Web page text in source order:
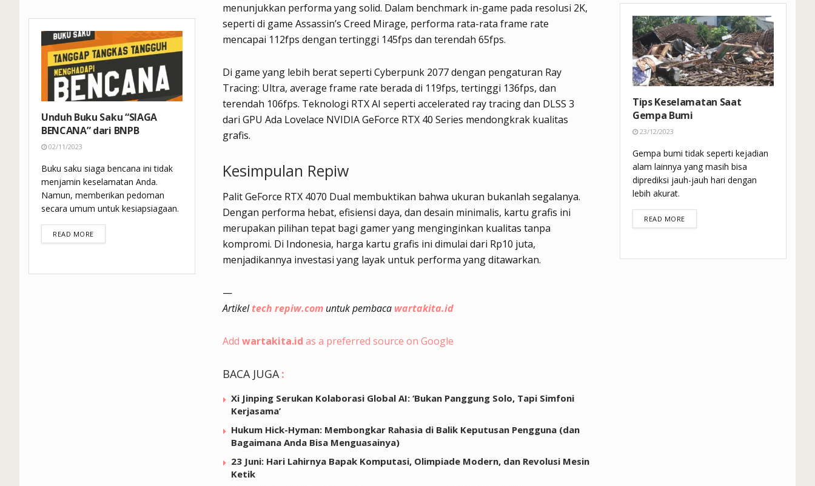
menunjukkan performa yang solid. Dalam benchmark in-game pada resolusi 2K,
seperti di game Assassin’s Creed Mirage, performa rata-rata frame rate
mencapai 112fps dengan tertinggi 145fps dan terendah 65fps.
Di game yang lebih berat seperti Cyberpunk 2077 dengan pengaturan Ray
Tracing: Ultra, average frame rate berada di 119fps, tertinggi 136fps, dan
terendah 106fps. Teknologi RTX AI seperti accelerated ray tracing dan DLSS 3
dari GPU Ada Lovelace NVIDIA GeForce RTX 40 Series mendongkrak kualitas
grafis.
Kesimpulan Repiw
Palit GeForce RTX 4070 Dual membuktikan bahwa ukuran bukanlah segalanya.
Dengan performa hebat, efisiensi daya, dan desain minimalis, kartu grafis ini
merupakan pilihan tepat bagi gamer yang menginginkan kualitas tanpa
kompromi. Di Indonesia, harga kartu grafis ini dimulai dari Rp10 juta,
menjadikannya investasi yang layak untuk performa yang ditawarkan.
—
Artikeltech repiw.com untuk pembaca wartakita.id
Add wartakita.id as a preferred source on Google
BACA JUGA :
Xi Jinping Serukan Kolaborasi Global AI: ‘Bukan Panggung Solo, Tapi Simfoni
Kerjasama’
Hukum Hick-Hyman: Membongkar Rahasia di Balik Keputusan Pengguna (dan
Bagaimana Anda Bisa Menguasainya)
23 Juni: Hari Lahirnya Bapak Komputasi, Olimpiade Modern, dan Revolusi Mesin
Ketik
Unduh Buku Saku “SIAGA
BENCANA” dari BNPB
02/11/2023
Buku saku siaga bencana ini tidak
menjamin keselamatan Anda.
Namun, memberikan pedoman
secara umum untuk kesiapsiagaan.
READ MOREDETAILS
Tips Keselamatan Saat
Gempa Bumi
23/12/2023
Gempa bumi tidak seperti kejadian
alam lainnya yang masih bisa
diprediksi jauh-jauh hari dengan
lebih akurat.
READ MOREDETAILS